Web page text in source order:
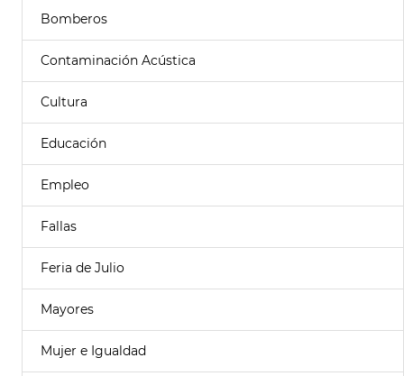
Bomberos
Contaminación Acústica
Cultura
Educación
Empleo
Fallas
Feria de Julio
Mayores
Mujer e Igualdad